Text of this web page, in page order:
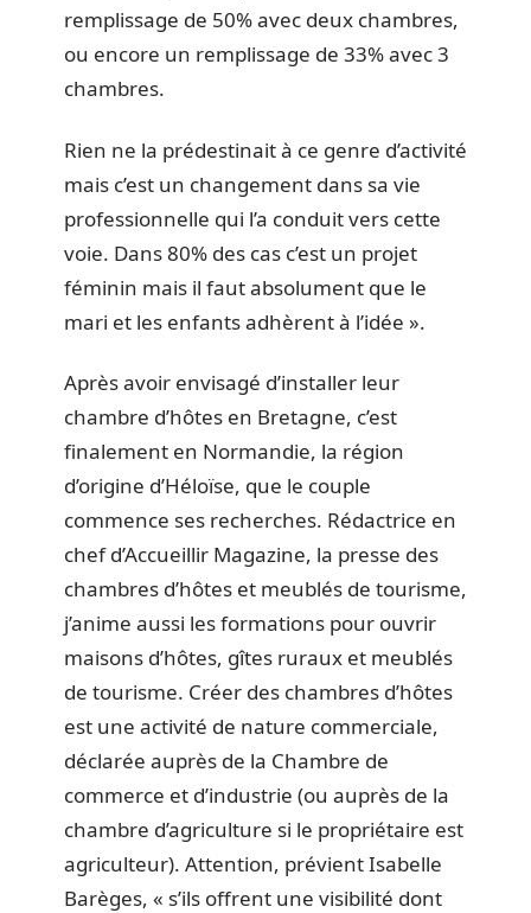
remplissage de 50% avec deux chambres,
ou encore un remplissage de 33% avec 3
chambres.
Rien ne la prédestinait à ce genre d’activité
mais c’est un changement dans sa vie
professionnelle qui l’a conduit vers cette
voie. Dans 80% des cas c’est un projet
féminin mais il faut absolument que le
mari et les enfants adhèrent à l’idée ».
Après avoir envisagé d’installer leur
chambre d’hôtes en Bretagne, c’est
finalement en Normandie, la région
d’origine d’Héloïse, que le couple
commence ses recherches. Rédactrice en
chef d’Accueillir Magazine, la presse des
chambres d’hôtes et meublés de tourisme,
j’anime aussi les formations pour ouvrir
maisons d’hôtes, gîtes ruraux et meublés
de tourisme. Créer des chambres d’hôtes
est une activité de nature commerciale,
déclarée auprès de la Chambre de
commerce et d’industrie (ou auprès de la
chambre d’agriculture si le propriétaire est
agriculteur). Attention, prévient Isabelle
Barèges, « s’ils offrent une visibilité dont